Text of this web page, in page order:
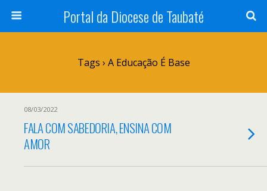
Portal da Diocese de Taubaté
Tags › A Educação É Base
08/03/2022
FALA COM SABEDORIA, ENSINA COM
AMOR